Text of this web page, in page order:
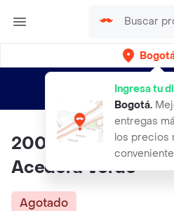
Ingresa tu
Bogotá.
entregas
los precios
envíos gratis por
200 Semillas
Acedera Verde
Agotado